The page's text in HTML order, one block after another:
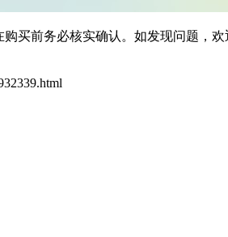
买前务必核实确认。如发现问题，